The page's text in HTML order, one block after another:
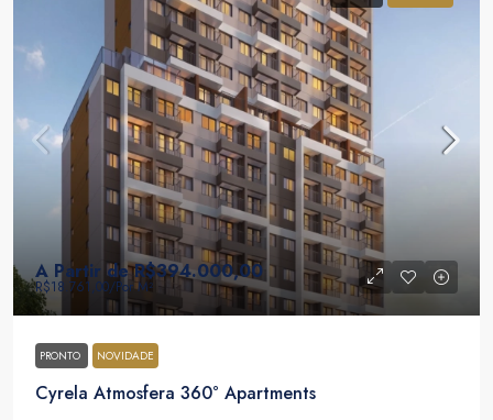
A Partir deR$394.000,00
R$18.761,00/Por M²
PRONTO NOVIDADE
Cyrela Atmosfera 360° Apartments